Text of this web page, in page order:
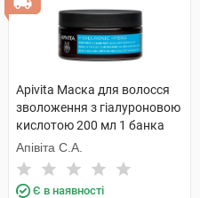
Apivita Маска для волосся
зволоження з гіалуроновою
кислотою 200 мл 1 банка
Апівіта С.А.
Є в наявності